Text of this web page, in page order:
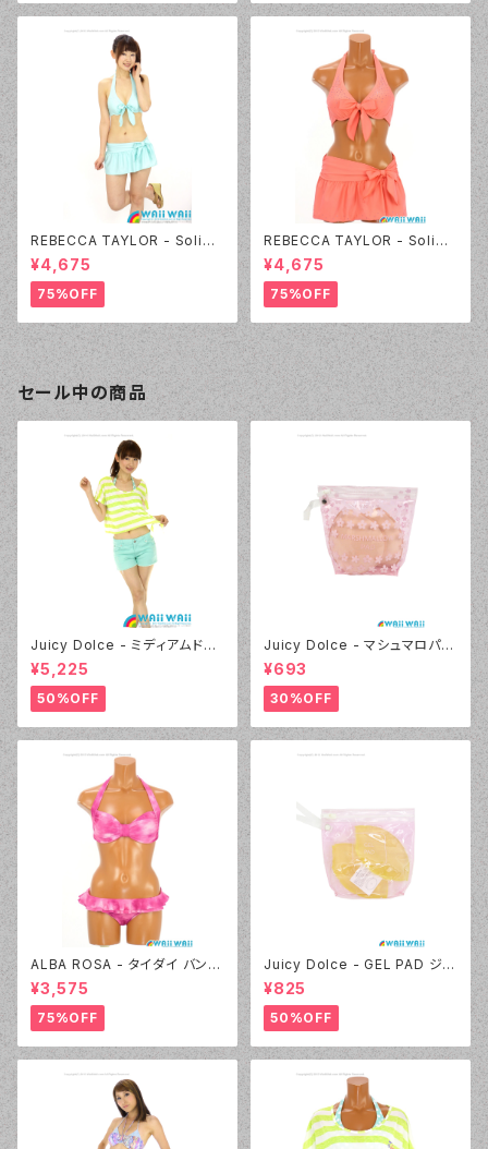
REBECCA TAYLOR - Solid
Rhinestone（14382 - 60:グ
リーン）
¥4,675
75%OFF
REBECCA TAYLOR - Solid
Rhinestone（14382 - 12:ピン
ク）
¥4,675
75%OFF
セール中の商品
Juicy Dolce - ミディアムドッ
ト（4412 - 60:グリーン）
¥5,225
50%OFF
Juicy Dolce - マシュマロパッ
ド（032 - 40:イエロー）
¥693
30%OFF
ALBA ROSA - タイダイ バンド
ゥ（14407 - 12:ピンク）
¥3,575
75%OFF
Juicy Dolce - GEL PAD ジェ
ルパッド（030 - 40:イエロー）
¥825
50%OFF